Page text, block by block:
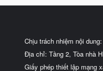
Chịu trách nhiệm nội
Địa chỉ: Tầng 2, Tòa nhà
Giấy phép thiết lập mạng